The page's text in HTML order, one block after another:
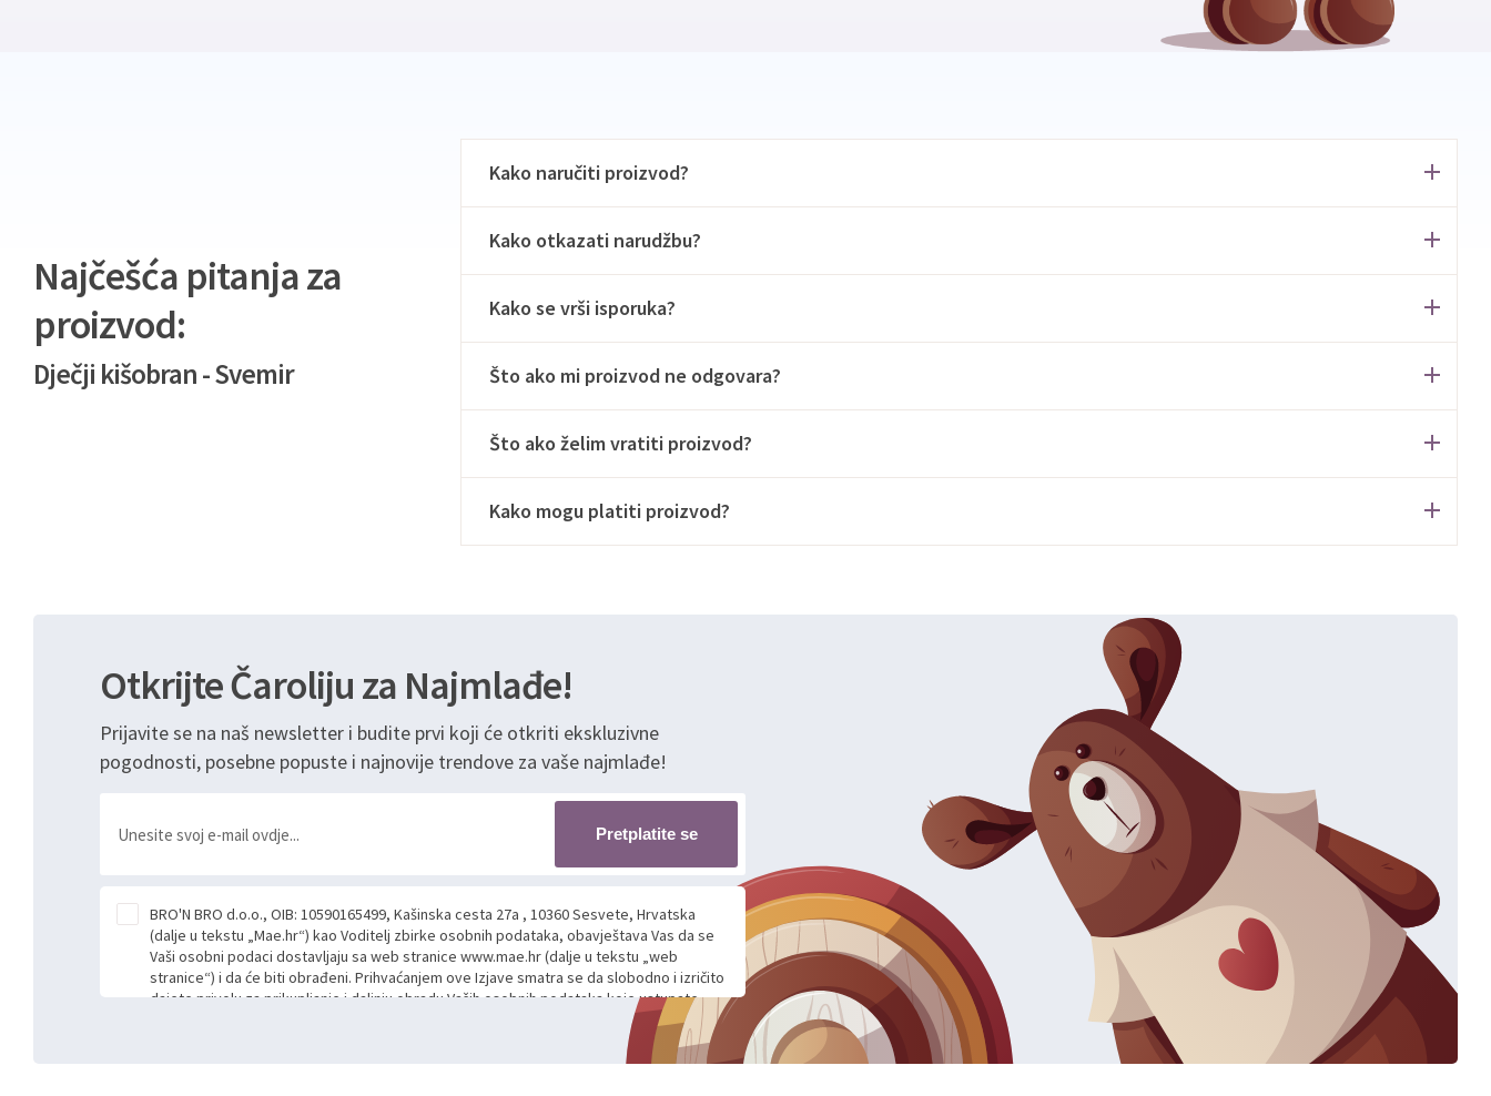
Najčešća pitanja za
proizvod:
Dječji kišobran - Svemir
Kako naručiti proizvod?
Kako otkazati narudžbu?
Kako se vrši isporuka?
Što ako mi proizvod ne odgovara?
Što ako želim vratiti proizvod?
Kako mogu platiti proizvod?
Otkrijte Čaroliju za Najmlađe!
Prijavite se na naš newsletter i budite prvi koji će otkriti ekskluzivne
pogodnosti, posebne popuste i najnovije trendove za vaše najmlađe!
Pretplatite se
BRO'N BRO d.o.o., OIB: 10590165499, Kašinska cesta 27a , 10360 Sesvete, Hrvatska
(dalje u tekstu „Mae.hr“) kao Voditelj zbirke osobnih podataka, obavještava Vas da se
Vaši osobni podaci dostavljaju sa web stranice www.mae.hr (dalje u tekstu „web
stranice“) i da će biti obrađeni. Prihvaćanjem ove Izjave smatra se da slobodno i izričito
dajete privolu za prikupljanje i daljnju obradu Vaših osobnih podataka koje ustupate
Mae.hr putem ovih web stranica u svrhu odgovora i daljnje komunikacije na Vaš upit
poslan kroz kontakt obrazac. Radi se o dobrovoljnom davanju podataka te ovu Izjavu
niste dužni prihvatiti odnosno niste dužni unositi svoje osobne podatke u jednu od